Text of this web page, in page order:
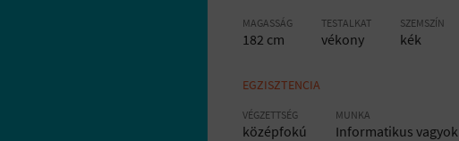
MAGASSÁG
182 cm
TESTALKAT
vékony
SZEMSZÍN
kék
EGZISZTENCIA
VÉGZETTSÉG
középfokú
MUNKA
Informatikus vagyok